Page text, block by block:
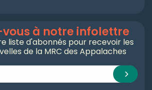
à notre infolettre
liste d'abonnés pour recevoir les
de la MRC des Appalaches